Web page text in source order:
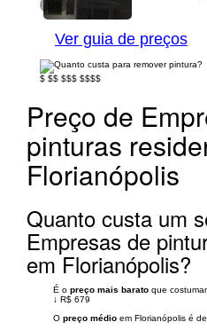
Ver guia de preços
$ $$ $$$ $$$$
Preço de
pinturas
Florianópolis
Quanto custa um
Empresas de
em Florianópolis?
É o preço mais barato que
↓ R$ 679
O preço médio em Florianópolis é de